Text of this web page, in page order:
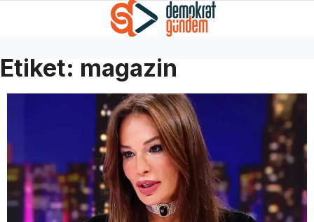
Etiket: magazin